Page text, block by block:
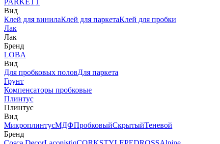
PARKETT
Вид
Клей для винилаКлей для паркетаКлей для пробки
Лак
Лак
Бренд
LOBA
Вид
Для пробковых половДля паркета
Грунт
Компенсаторы пробковые
Плинтус
Плинтус
Вид
МикроплинтусМДФПробковыйСкрытыйТеневой
Бренд